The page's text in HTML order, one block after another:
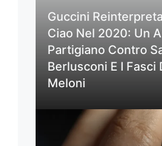
Guccini
Ciao Nel 2020: Un
Partigiano Contro
Berlusconi E I Fasci
Meloni